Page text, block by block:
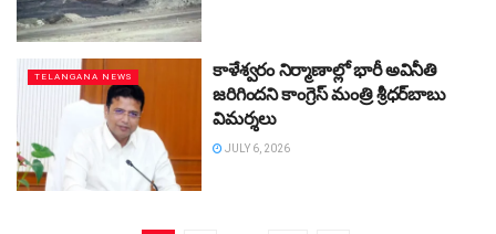
TELANGANA NEWS
కాళేశ్వరం నిర్మాణాల్లో భారీ అవినీతి
జరిగిందని కాంగ్రెస్ మంత్రి శ్రీధర్‌బాబు
విమర్శలు
JULY 6, 2026